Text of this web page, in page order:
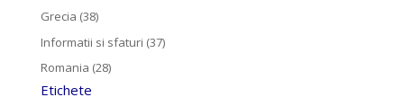
Grecia (38)
Informatii si sfaturi (37)
Romania (28)
Etichete